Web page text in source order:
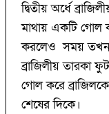
দ্বিতীয় অর্ধে
মাথায় একটি গোল
করলেও সময় তখন
ব্রাজিলীয় তারকা
গোল করে
শেষের দিকে।